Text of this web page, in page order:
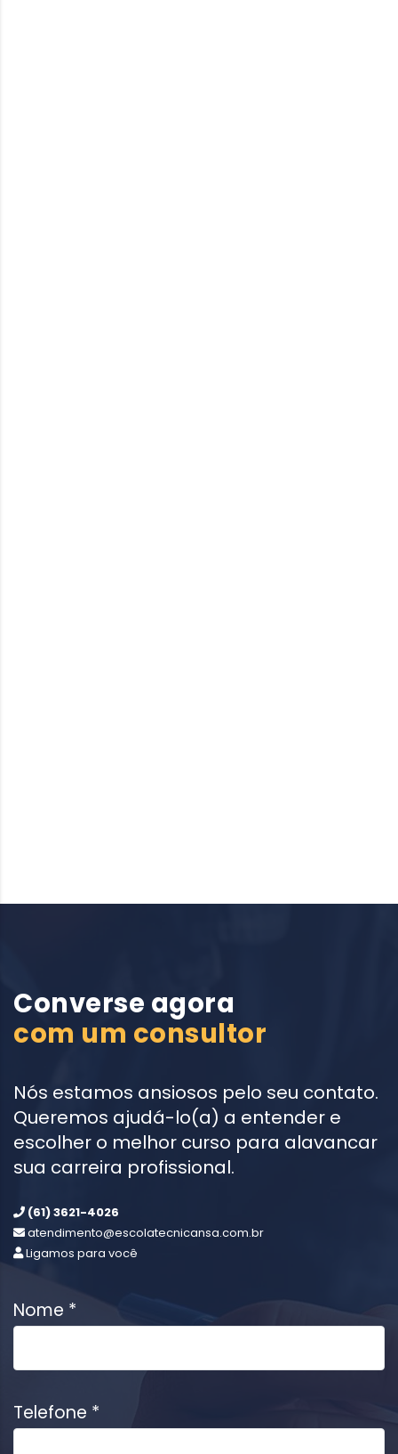
Converse agora
com um consultor
Nós estamos ansiosos pelo seu contato.
Queremos ajudá-lo(a) a entender e
escolher o melhor curso para alavancar
sua carreira profissional.
(61) 3621-4026
atendimento@escolatecnicansa.com.br
Ligamos para você
Nome *
Telefone *